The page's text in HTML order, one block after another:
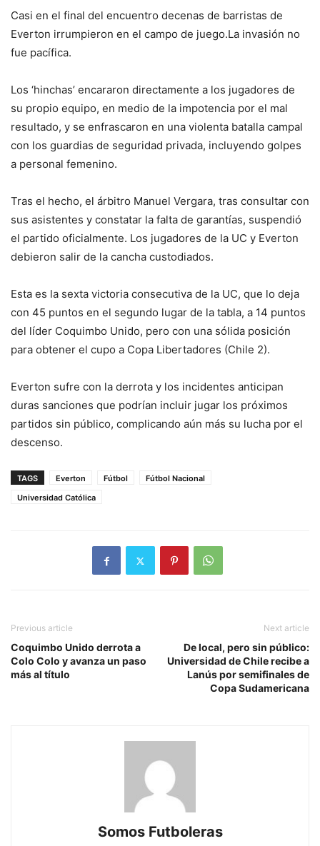
Casi en el final del encuentro decenas de barristas de
Everton irrumpieron en el campo de juego.La invasión no
fue pacífica.
Los ‘hinchas’ encararon directamente a los jugadores de
su propio equipo, en medio de la impotencia por el mal
resultado, y se enfrascaron en una violenta batalla campal
con los guardias de seguridad privada, incluyendo golpes
a personal femenino.
Tras el hecho, el árbitro Manuel Vergara, tras consultar con
sus asistentes y constatar la falta de garantías, suspendió
el partido oficialmente. Los jugadores de la UC y Everton
debieron salir de la cancha custodiados.
Esta es la sexta victoria consecutiva de la UC, que lo deja
con 45 puntos en el segundo lugar de la tabla, a 14 puntos
del líder Coquimbo Unido, pero con una sólida posición
para obtener el cupo a Copa Libertadores (Chile 2).
Everton sufre con la derrota y los incidentes anticipan
duras sanciones que podrían incluir jugar los próximos
partidos sin público, complicando aún más su lucha por el
descenso.
TAGS Everton Fútbol
Fútbol Nacional
Universidad Católica
Previous article
Coquimbo Unido derrota a
Colo Colo y avanza un paso
más al título
Next article
De local, pero sin público:
Universidad de Chile recibe a
Lanús por semifinales de
Copa Sudamericana
Somos Futboleras